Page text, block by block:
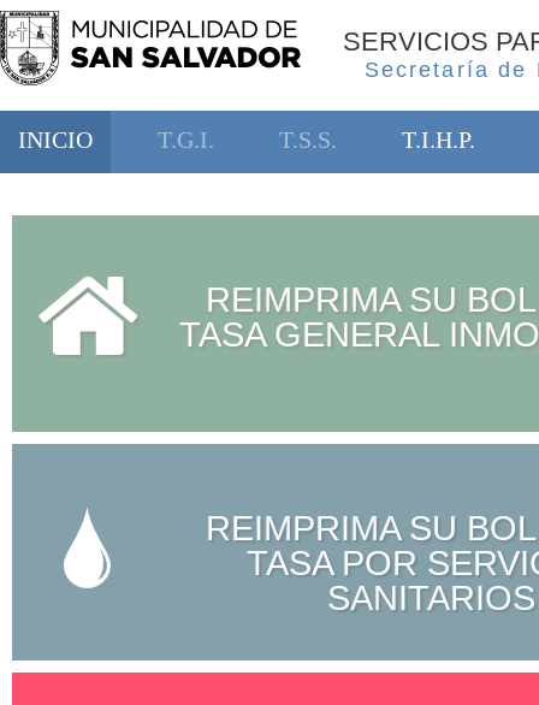
SERVICIOS
Secretaría de
INICIO T.G.I. T.S.S. T.I.H.P.
REIMPRIMA SU
TASA GENERAL
REIMPRIMA SU
TASA POR
SANITARIOS